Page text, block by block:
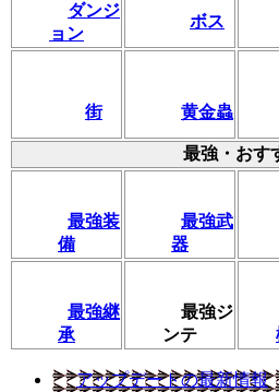
ダンジ
ョン
ボス
街 黄金蟲
最強・おす
最強装
備
最強武
器
最強継
承
最強ジ
ンテ
アップデートの最新情報